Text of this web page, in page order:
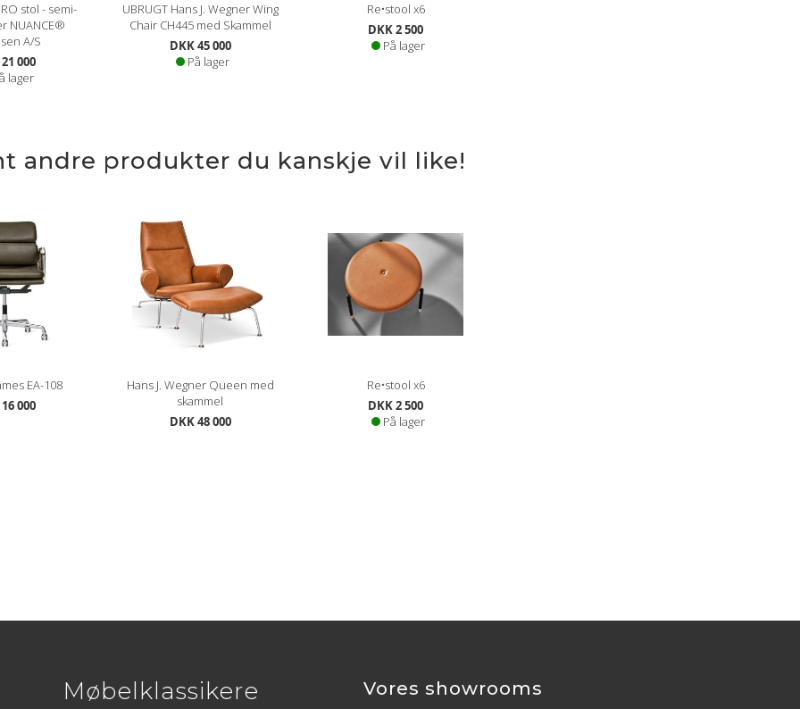
stol - semi-
NUANCE®
A/S
000
lager
UBRUGT Hans J. Wegner Wing
Chair CH445 med Skammel
DKK 45 000
På lager
Re•stool x6
DKK 2 500
På lager
andre produkter du kanskje vil like!
EA-108
000
Hans J. Wegner Queen med
skammel
DKK 48 000
Re•stool x6
DKK 2 500
På lager
Møbelklassikere Vores showrooms